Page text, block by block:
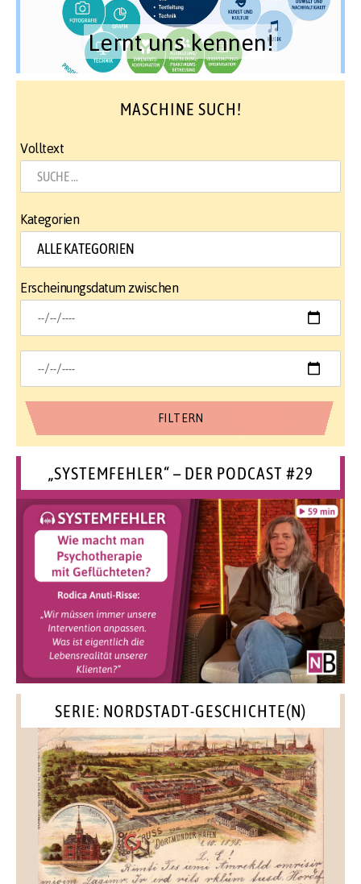
Lernt uns kennen!
MASCHINE SUCH!
Volltext
Kategorien
Erscheinungsdatum zwischen
„SYSTEMFEHLER“ – DER PODCAST #29
SERIE: NORDSTADT-GESCHICHTE(N)